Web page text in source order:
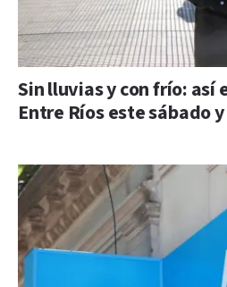
Sin lluvias y con frío: así
Entre Ríos este sábado